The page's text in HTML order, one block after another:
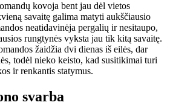
kovoja bent jau dėl vietos
savaitę galima matyti aukščiausio
neatidavinėja pergalių ir nesitaupo,
rungtynės vyksta jau tik kitą savaitę.
žaidžia dvi dienas iš eilės, dar
todėl nieko keisto, kad susitikimai turi
ir renkantis statymus.
svarba